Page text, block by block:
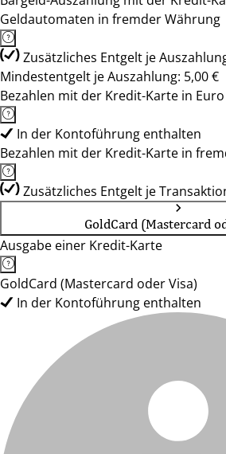
Geldautomaten in fremder Währung
Zusätzliches Entgelt je
Mindestentgelt je Auszahlung: 5,00 €
Bezahlen mit der Kredit-Karte in Euro
In der Kontoführung enthalten
Bezahlen mit der Kredit-Karte in
Zusätzliches Entgelt je
GoldCard (Mastercard
Ausgabe einer Kredit-Karte
GoldCard (Mastercard oder Visa)
In der Kontoführung enthalten